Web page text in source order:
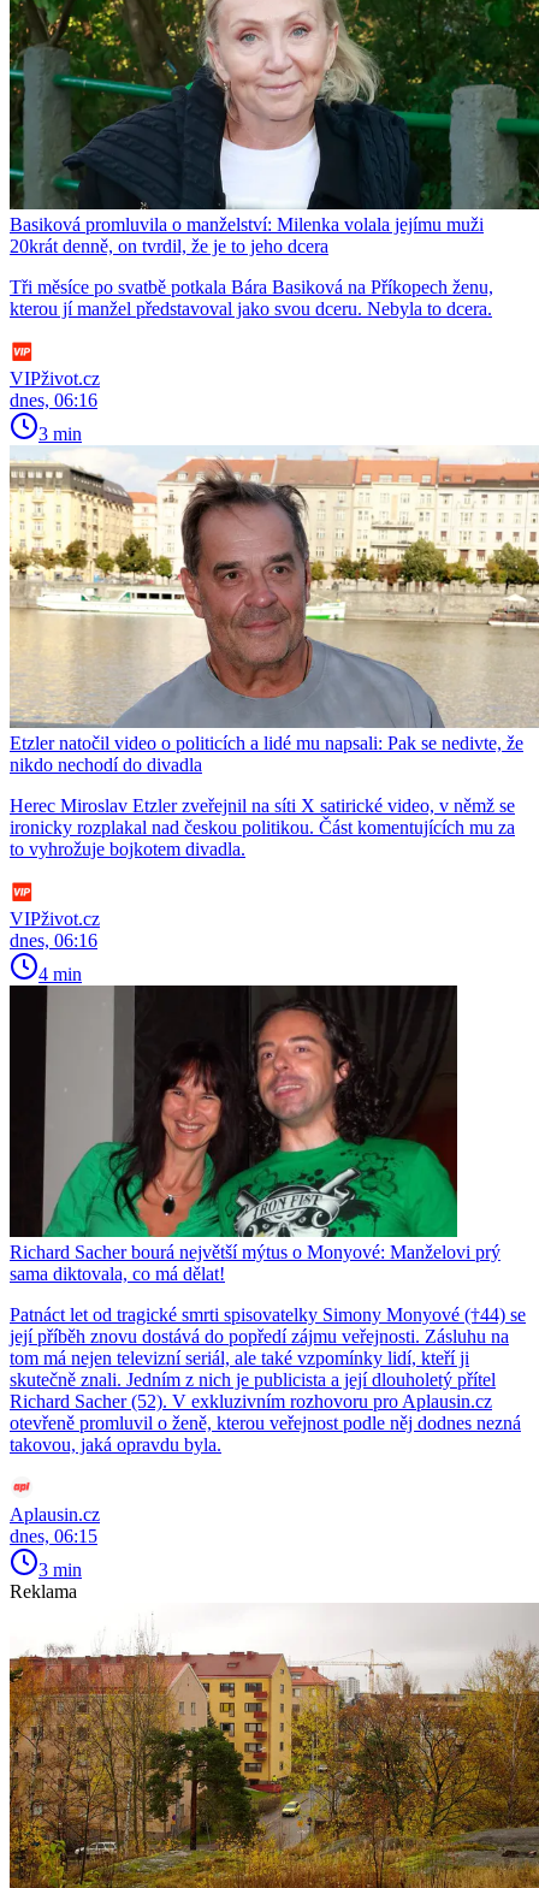
Basiková promluvila o manželství: Milenka volala jejímu muži
20krát denně, on tvrdil, že je to jeho dcera
Tři měsíce po svatbě potkala Bára Basiková na Příkopech ženu,
kterou jí manžel představoval jako svou dceru. Nebyla to dcera.
VIPživot.cz
dnes, 06:16
3 min
Etzler natočil video o politicích a lidé mu napsali: Pak se nedivte, že
nikdo nechodí do divadla
Herec Miroslav Etzler zveřejnil na síti X satirické video, v němž se
ironicky rozplakal nad českou politikou. Část komentujících mu za
to vyhrožuje bojkotem divadla.
VIPživot.cz
dnes, 06:16
4 min
Richard Sacher bourá největší mýtus o Monyové: Manželovi prý
sama diktovala, co má dělat!
Patnáct let od tragické smrti spisovatelky Simony Monyové (†44) se
její příběh znovu dostává do popředí zájmu veřejnosti. Zásluhu na
tom má nejen televizní seriál, ale také vzpomínky lidí, kteří ji
skutečně znali. Jedním z nich je publicista a její dlouholetý přítel
Richard Sacher (52). V exkluzivním rozhovoru pro Aplausin.cz
otevřeně promluvil o ženě, kterou veřejnost podle něj dodnes nezná
takovou, jaká opravdu byla.
Aplausin.cz
dnes, 06:15
3 min
Reklama